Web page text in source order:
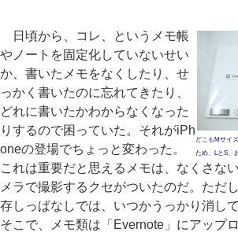
どこもMサイ
ため、LとS、
日頃から、コレ、というメモ帳
やノートを固定化していないせい
か、書いたメモをなくしたり、せ
っかく書いたのに忘れてきたり、
どれに書いたかわからなくなった
りするので困っていた。それがiPh
oneの登場でちょっと変わった。
これは重要だと思えるメモは、なくさな
メラで撮影するクセがついたのだ。ただ
存しっぱなしでは、いつかうっかり消し
そこで、メモ類は「Evernote」にアップ